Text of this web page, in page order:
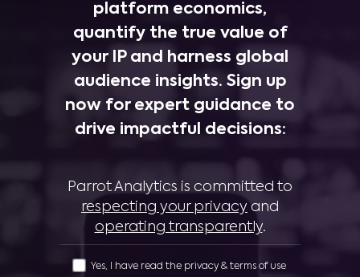
platform economics,
quantify the true value of
your IP and harness global
audience insights. Sign up
now for expert guidance to
drive impactful decisions:
Parrot Analytics is committed to
respecting your privacy and
operating transparently.
Yes, I have read the privacy & terms of use